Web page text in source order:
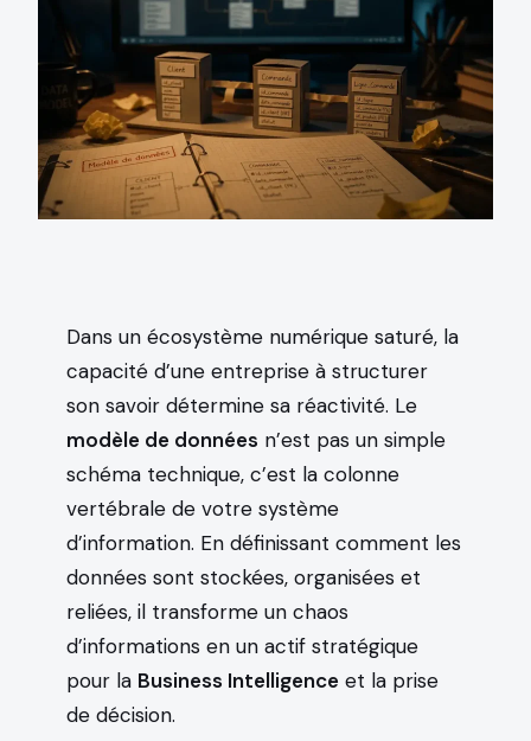
Dans un écosystème numérique saturé, la
capacité d’une entreprise à structurer
son savoir détermine sa réactivité. Le
modèle de données n’est pas un simple
schéma technique, c’est la colonne
vertébrale de votre système
d’information. En définissant comment les
données sont stockées, organisées et
reliées, il transforme un chaos
d’informations en un actif stratégique
pour la Business Intelligence et la prise
de décision.